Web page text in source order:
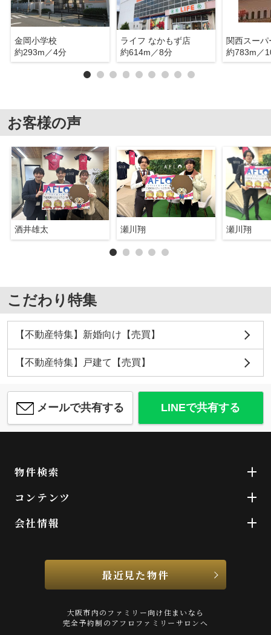
金岡小学校
約293m／4分
ライフ なかもず店
約614m／8分
約783m／
お客様の声
酒井雄太 瀬川翔 瀬川翔
こだわり特集
【不動産特集】新婚向け【売買】
【不動産特集】戸建て【売買】
メールで共有する LINEで共有する
物件検索
コンテンツ
会社情報
最近見た物件
大阪市内のファミリー向け住まいなら
完全予約制のアフロファミリーサロンへ